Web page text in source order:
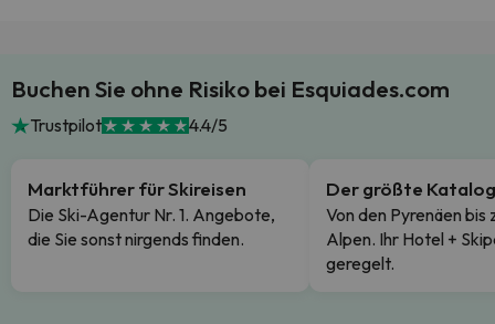
Buchen Sie ohne Risiko bei Esquiades.com
Trustpilot 4.4/5
Marktführer für Skireisen
Die Ski-Agentur Nr. 1. Angebote,
die Sie sonst nirgends finden.
Der größte Katalog
Von den Pyrenäen bis
Alpen. Ihr Hotel +
geregelt.